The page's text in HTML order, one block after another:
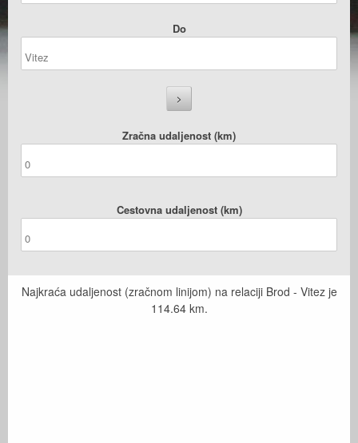
Do
Zračna udaljenost (km)
Cestovna udaljenost (km)
Najkraća udaljenost (zračnom linijom) na relaciji Brod - Vitez je
114.64km.